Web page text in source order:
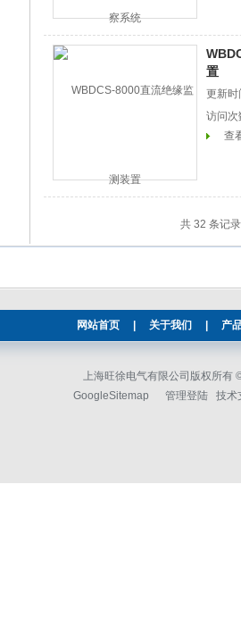
置
更新
访问
查
共 32 条记
网站首页 关于我们 产
上海旺徐电气有限公司版权所有
GoogleSitemap
管理登陆 技术